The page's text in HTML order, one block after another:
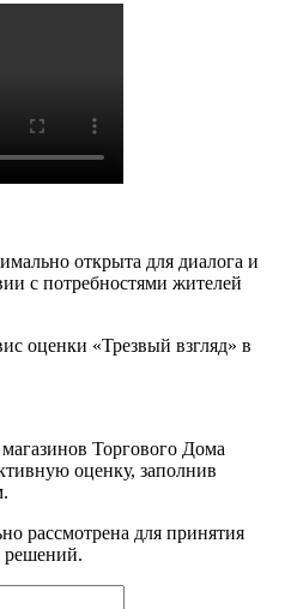
открыта для диалога и
с потребностями жителей
оценки «Трезвый взгляд» в
Торгового Дома
оценку, заполнив
рассмотрена для принятия
решений.